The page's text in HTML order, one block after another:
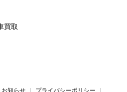
買取